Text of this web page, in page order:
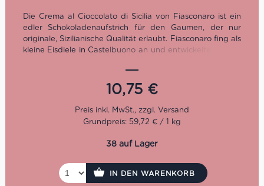
Die Crema al Cioccolato di Sicilia von Fiasconaro ist ein
edler Schokoladenaufstrich für den Gaumen, der nur
originale, Sizilianische Qualität erlaubt. Fiasconaro fing als
kleine Eisdiele in Castelbuono an und entwickelte sich bis
Wichtigstes Gebot: Die Zutaten müssen Sizilianisch sein,
damit die volle Kontrolle über die Qualität gewahrt wird.
10,75 €
Grundpreis: 59,72 € / 1 kg
38 auf Lager
IN DEN WARENKORB